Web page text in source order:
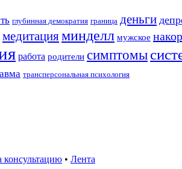
глубинная демократия граница деньги
медитацияминделл мужское
работа родители симптомы
трансперсональная психология
консультацию • Лента